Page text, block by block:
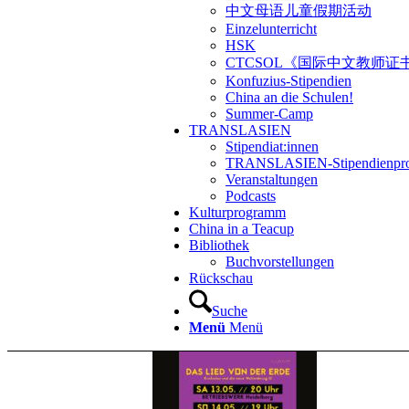
中文母语儿童假期活动
Einzelunterricht
HSK
CTCSOL《国际中文教师证
Konfuzius-Stipendien
China an die Schulen!
Summer-Camp
TRANSLASIEN
Stipendiat:innen
TRANSLASIEN-
Veranstaltungen
Podcasts
Kulturprogramm
China in a Teacup
Bibliothek
Buchvorstellungen
Rückschau
Suche
Menü Menü